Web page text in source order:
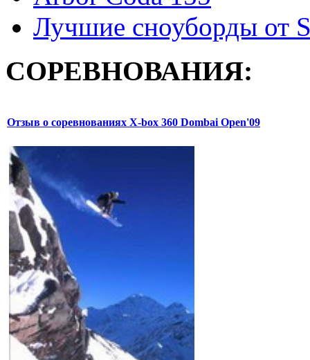
Лучшие сноуборды от
СОРЕВНОВАНИЯ:
Отзыв о соревнованиях X-box 360 Dombai Open'09